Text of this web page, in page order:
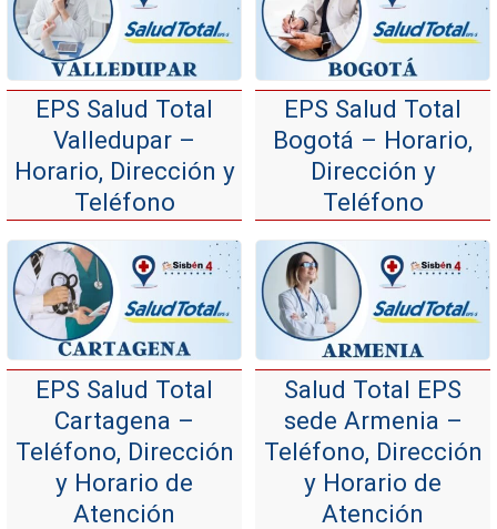
EPS Salud Total
Valledupar –
Horario, Dirección y
Teléfono
EPS Salud Total
Bogotá – Horario,
Dirección y
Teléfono
EPS Salud Total
Cartagena –
Teléfono, Dirección
y Horario de
Atención
Salud Total EPS
sede Armenia –
Teléfono, Dirección
y Horario de
Atención